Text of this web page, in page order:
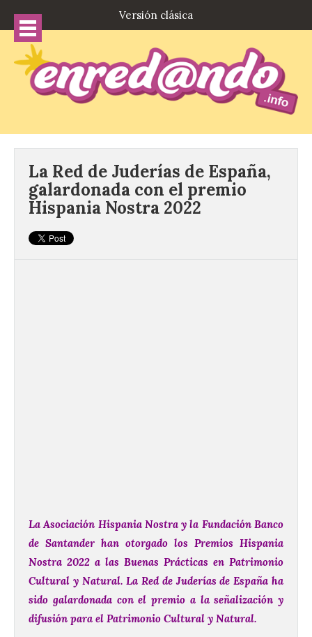
Versión clásica
La Red de Juderías de España,
galardonada con el premio
Hispania Nostra 2022
La Asociación Hispania Nostra y la Fundación Banco
de Santander han otorgado los Premios Hispania
Nostra 2022 a las Buenas Prácticas en Patrimonio
Cultural y Natural.La Red de Juderías de España ha
sido galardonada con el premio a la señalización y
difusión para el Patrimonio Cultural y Natural.